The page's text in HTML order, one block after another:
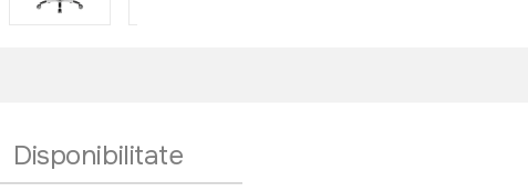
Disponibilitate